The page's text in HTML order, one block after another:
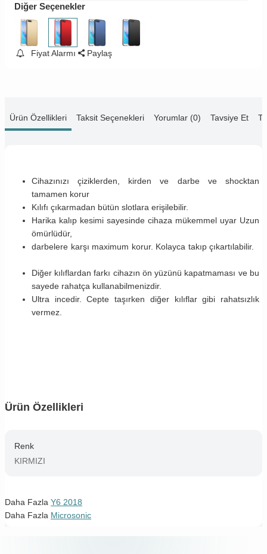
Diğer Seçenekler
Fiyat Alarmı Paylaş
Ürün Özellikleri Taksit Seçenekleri Yorumlar (0) Tavsiye Et
Cihazınızı çiziklerden, kirden ve darbe ve shocktan
tamamen korur
Kılıfı çıkarmadan bütün slotlara erişilebilir.
Harika kalıp kesimi sayesinde cihaza mükemmel uyar Uzun
ömürlüdür,
darbelere karşı maximum korur. Kolayca takıp çıkartılabilir.
Diğer kılıflardan farkı cihazın ön yüzünü kapatmaması ve bu
sayede rahatça kullanabilmenizdir.
Ultra incedir. Cepte taşırken diğer kılıflar gibi rahatsızlık
vermez.
Ürün Özellikleri
Renk
KIRMIZI
Daha Fazla Y6 2018
Daha Fazla Microsonic